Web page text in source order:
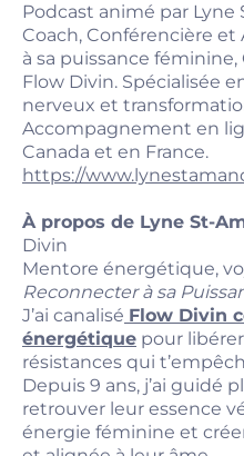
Podcast animé par Lyne
Coach, Conférencière
à sa puissance
Flow Divin. Spécialisée
nerveux et
Accompagnement en
Canada et en France.
https://
À propos de Lyne St-
Divin
Mentore énergétique,
Reconnecter à sa
J’ai canalisé Flow Divin
énergétique pour
résistances qui
Depuis 9 ans, j’ai guidé
retrouver leur essence
énergie féminine et